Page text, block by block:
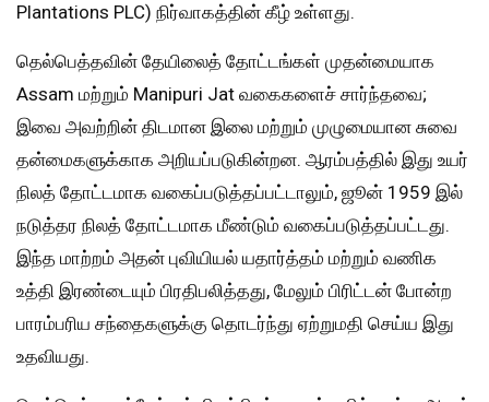
Plantations PLC) நிர்வாகத்தின் கீழ் உள்ளது.
தெல்பெத்தவின் தேயிலைத் தோட்டங்கள் முதன்மையாக
Assam மற்றும் Manipuri Jat வகைகளைச் சார்ந்தவை;
இவை அவற்றின் திடமான இலை மற்றும் முழுமையான சுவை
தன்மைகளுக்காக அறியப்படுகின்றன. ஆரம்பத்தில் இது உயர்
நிலத் தோட்டமாக வகைப்படுத்தப்பட்டாலும், ஜூன் 1959 இல்
நடுத்தர நிலத் தோட்டமாக மீண்டும் வகைப்படுத்தப்பட்டது.
இந்த மாற்றம் அதன் புவியியல் யதார்த்தம் மற்றும் வணிக
உத்தி இரண்டையும் பிரதிபலித்தது, மேலும் பிரிட்டன் போன்ற
பாரம்பரிய சந்தைகளுக்கு தொடர்ந்து ஏற்றுமதி செய்ய இது
உதவியது.